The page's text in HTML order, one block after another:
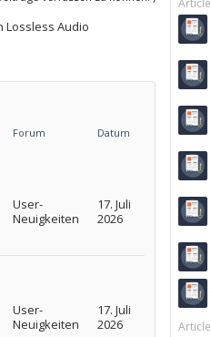
Lossless Audio
Forum Datum
User-
Neuigkeiten
17. Juli
2026
User-
Neuigkeiten
17. Juli
2026
Article
Article